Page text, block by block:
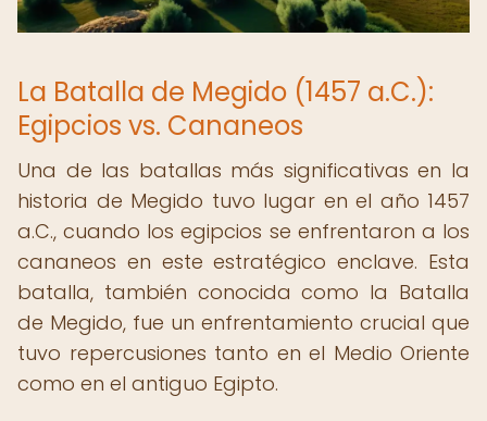
La Batalla de Megido (1457 a.C.):
Egipcios vs. Cananeos
Una de las batallas más significativas en la
historia de Megido tuvo lugar en el año 1457
a.C., cuando los egipcios se enfrentaron a los
cananeos en este estratégico enclave. Esta
batalla, también conocida como la Batalla
de Megido, fue un enfrentamiento crucial que
tuvo repercusiones tanto en el Medio Oriente
como en el antiguo Egipto.